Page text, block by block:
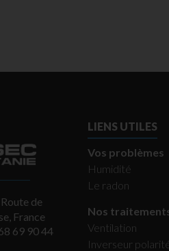
de
France
69 90 44‬
LIENS UTILES
Vos problèmes
Humidité
Le radon
Nos
Ventilation
Inverseur